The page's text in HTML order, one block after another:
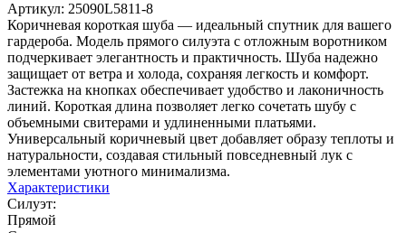
Артикул: 25090L5811-8
Коричневая короткая шуба — идеальный спутник для вашего
гардероба. Модель прямого силуэта с отложным воротником
подчеркивает элегантность и практичность. Шуба надежно
защищает от ветра и холода, сохраняя легкость и комфорт.
Застежка на кнопках обеспечивает удобство и лаконичность
линий. Короткая длина позволяет легко сочетать шубу с
объемными свитерами и удлиненными платьями.
Универсальный коричневый цвет добавляет образу теплоты и
натуральности, создавая стильный повседневный лук с
элементами уютного минимализма.
Характеристики
Силуэт:
Прямой